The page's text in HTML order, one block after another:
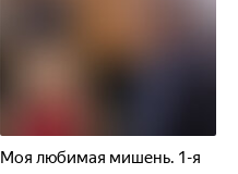
Моя любимая мишень. 1-я